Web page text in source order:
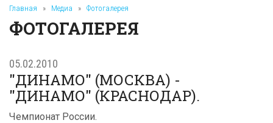
Главная » Медиа » Фотогалерея
ФОТОГАЛЕРЕЯ
05.02.2010
"ДИНАМО" (МОСКВА) -
"ДИНАМО" (КРАСНОДАР).
Чемпионат России.